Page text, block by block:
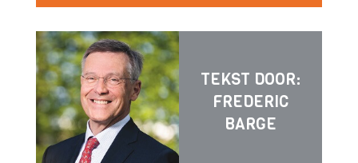
TEKST DOOR:
FREDERIC
BARGE